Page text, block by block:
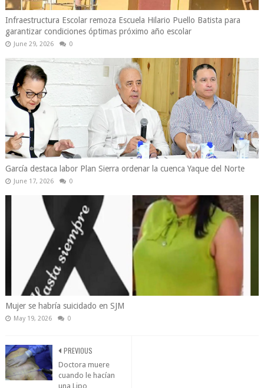
Infraestructura Escolar remoza Escuela Hilario Puello Batista para
garantizar condiciones óptimas próximo año escolar
June 29, 2026 0
García destaca labor Plan Sierra ordenar la cuenca Yaque del Norte
June 17, 2026 0
Mujer se habría suicidado en SJM
May 19, 2026 0
PREVIOUS
Doctora muere
cuando le hacían
una Lipo